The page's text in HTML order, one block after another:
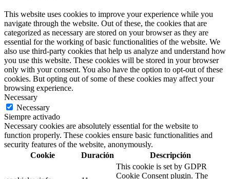
This website uses cookies to improve your experience while you
navigate through the website. Out of these, the cookies that are
categorized as necessary are stored on your browser as they are
essential for the working of basic functionalities of the website. We
also use third-party cookies that help us analyze and understand how
you use this website. These cookies will be stored in your browser
only with your consent. You also have the option to opt-out of these
cookies. But opting out of some of these cookies may affect your
browsing experience.
Necessary
Necessary
Siempre activado
Necessary cookies are absolutely essential for the website to
function properly. These cookies ensure basic functionalities and
security features of the website, anonymously.
Cookie
Duración Descripción
This cookie is set by GDPR
Cookie Consent plugin. The